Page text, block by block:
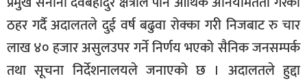
ठहर गर्दै अदालतले दुई वर्ष बढुवा रोक्का गरी निजबाट रु चार
लाख ४० हजार असुलउपर गर्ने निर्णय भएको सैनिक जनसम्पर्क
तथा सूचना निर्देशनालयले जनाएको छ । अदालतले हुद्दा